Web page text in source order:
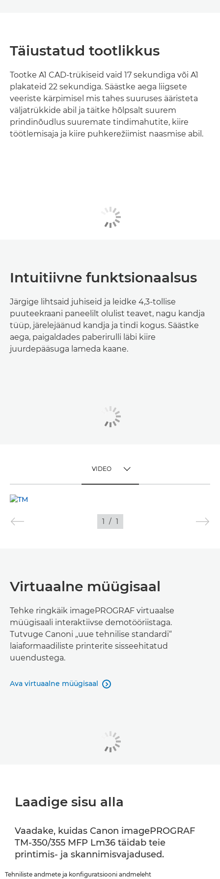
Täiustatud tootlikkus
Tootke A1 CAD-trükiseid vaid 17 sekundiga või A1
plakateid 22 sekundiga. Säästke aega liigsete
veeriste kärpimisel mis tahes suuruses ääristeta
väljatrükkide abil ja täitke hõlpsalt suurem
prindinõudlus suuremate tindimahutite, kiire
töötlemisaja ja kiire puhkerežiimist naasmise abil.
Intuitiivne funktsionaalsus
Järgige lihtsaid juhiseid ja leidke 4,3-tollise
puuteekraani paneelilt olulist teavet, nagu kandja
tüüp, järelejäänud kandja ja tindi kogus. Säästke
aega, paigaldades paberirulli läbi kiire
juurdepääsuga lameda kaane.
VIDEO
PILDID
1 / 1
Virtuaalne müügisaal
Tehke ringkäik imagePROGRAF virtuaalse
müügisaali interaktiivse demotööriistaga.
Tutvuge Canoni „uue tehnilise standardi“
laiaformaadiliste printerite sisseehitatud
uuendustega.
Ava virtuaalne müügisaal 
Laadige sisu alla
Vaadake, kuidas Canon imagePROGRAF
TM-350/355 MFP Lm36 täidab teie
printimis- ja skannimisvajadused.
Tehniliste andmete ja konfiguratsiooni andmeleht